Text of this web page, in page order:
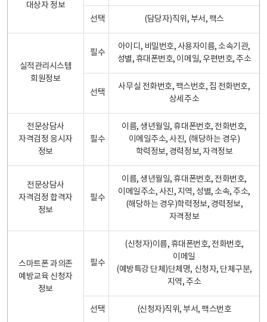
대상자 정보
선택 (담당자)직위, 부서, 팩스
실적관리시스템
회원정보
필수
아이디, 비밀번호, 사용자이름, 소속기관,
성별, 휴대폰번호, 이메일, 우편번호, 주소
선택
사무실 전화번호, 팩스번호, 집 전화번호,
상세주소
전문상담사
자격검정 응시자
정보
필수
이름, 생년월일, 휴대폰번호, 전화번호,
이메일주소, 사진, (해당하는 경우)
학력정보, 경력정보, 자격정보
전문상담사
자격검정 합격자
정보
필수
이름, 생년월일, 휴대폰번호, 전화번호,
이메일주소, 사진, 지역, 성별, 소속, 주소,
(해당하는 경우)학력정보, 경력정보,
자격정보
스마트폰 과의존
예방교육 신청자
정보
필수
(신청자)이름, 휴대폰번호, 전화번호,
이메일
(예방특강 단체)단체명, 신청자, 단체구분,
지역, 주소
선택 (신청자)직위, 부서, 팩스번호